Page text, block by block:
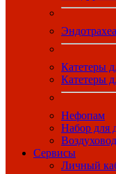
Катетеры
Катетеры
Нефопам
Набор для
Сервисы
Личный